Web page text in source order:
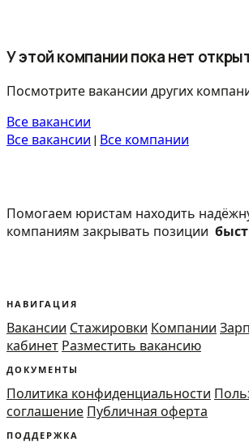
У этой компании пока нет
Посмотрите вакансии других
Все вакансии
Все вакансии | Все компании
Помогаем юристам находить
компаниям закрывать позиции
НАВИГАЦИЯ
Вакансии Стажировки Компании
кабинет Разместить вакансию
ДОКУМЕНТЫ
Политика конфиденциальности
соглашение Публичная оферта
ПОДДЕРЖКА